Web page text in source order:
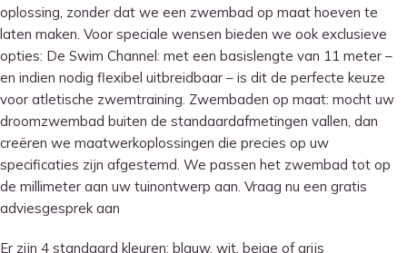
oplossing, zonder dat we een zwembad op maat hoeven te
laten maken. Voor speciale wensen bieden we ook exclusieve
opties: De Swim Channel: met een basislengte van 11 meter –
en indien nodig flexibel uitbreidbaar – is dit de perfecte keuze
voor atletische zwemtraining. Zwembaden op maat: mocht uw
droomzwembad buiten de standaardafmetingen vallen, dan
creëren we maatwerkoplossingen die precies op uw
specificaties zijn afgestemd. We passen het zwembad tot op
de millimeter aan uw tuinontwerp aan. Vraag nu een gratis
adviesgesprek aan
Er zijn 4 standaard kleuren: blauw, wit, beige of grijs